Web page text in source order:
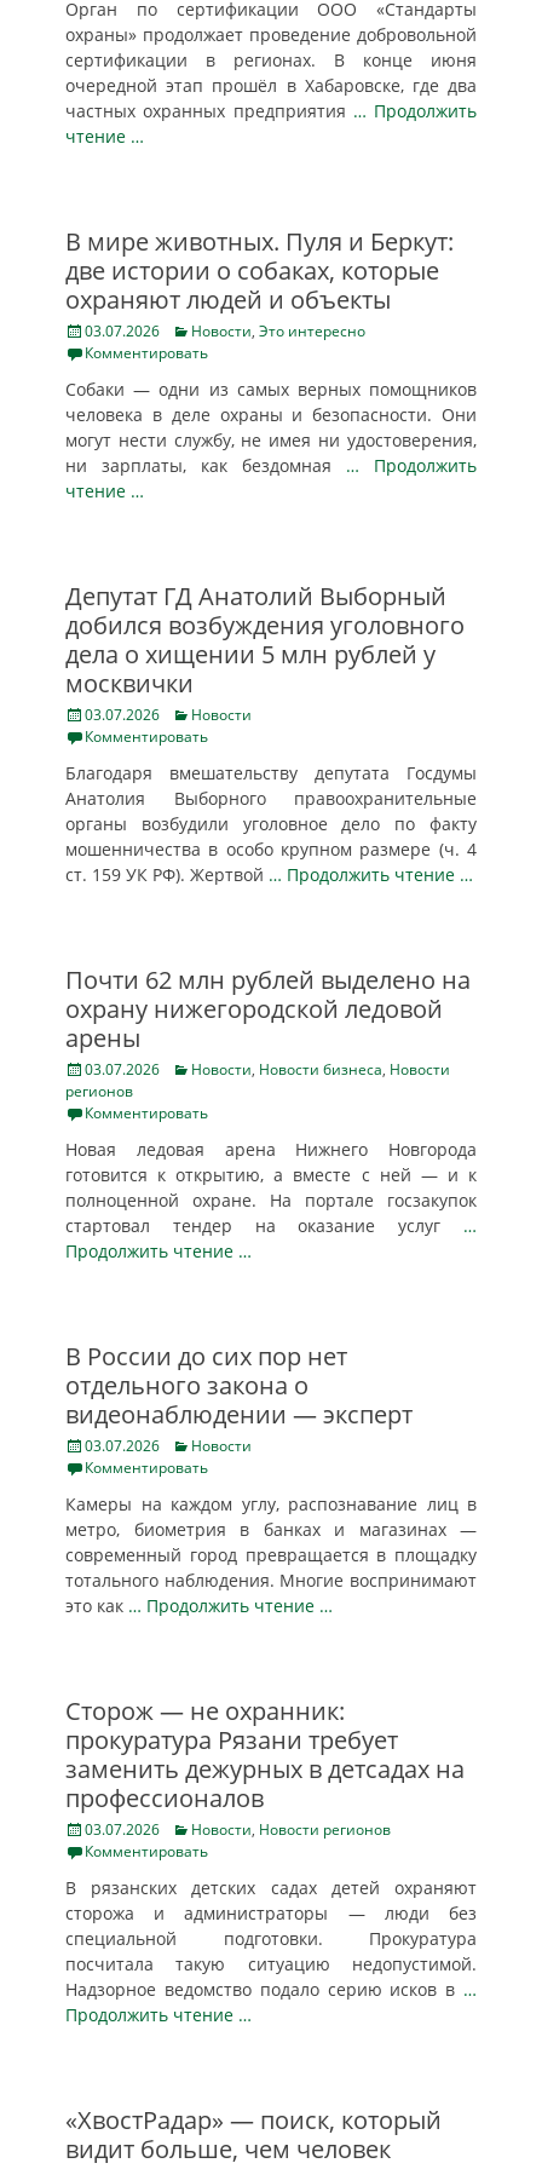
Орган по сертификации ООО «Стандарты
охраны» продолжает проведение добровольной
сертификации в регионах. В конце июня
очередной этап прошёл в Хабаровске, где два
частных охранных предприятия … Продолжить
чтение …
В мире животных. Пуля и Беркут:
две истории о собаках, которые
охраняют людей и объекты
Posted
on
03.07.2026 Categories
Новости, Это интересно
Комментировать
Собаки — одни из самых верных помощников
человека в деле охраны и безопасности. Они
могут нести службу, не имея ни удостоверения,
ни зарплаты, как бездомная … Продолжить
чтение …
Депутат ГД Анатолий Выборный
добился возбуждения уголовного
дела о хищении 5 млн рублей у
москвички
Posted
on
03.07.2026 Categories
Новости
Комментировать
Благодаря вмешательству депутата Госдумы
Анатолия Выборного правоохранительные
органы возбудили уголовное дело по факту
мошенничества в особо крупном размере (ч. 4
ст. 159 УК РФ). Жертвой … Продолжить чтение …
Почти 62 млн рублей выделено на
охрану нижегородской ледовой
арены
Posted
on
03.07.2026 Categories
Новости, Новости бизнеса, Новости
регионов
Комментировать
Новая ледовая арена Нижнего Новгорода
готовится к открытию, а вместе с ней — и к
полноценной охране. На портале госзакупок
стартовал тендер на оказание услуг …
Продолжить чтение …
В России до сих пор нет
отдельного закона о
видеонаблюдении — эксперт
Posted
on
03.07.2026 Categories
Новости
Комментировать
Камеры на каждом углу, распознавание лиц в
метро, биометрия в банках и магазинах —
современный город превращается в площадку
тотального наблюдения. Многие воспринимают
это как … Продолжить чтение …
Сторож — не охранник:
прокуратура Рязани требует
заменить дежурных в детсадах на
профессионалов
Posted
on
03.07.2026 Categories
Новости, Новости регионов
Комментировать
В рязанских детских садах детей охраняют
сторожа и администраторы — люди без
специальной подготовки. Прокуратура
посчитала такую ситуацию недопустимой.
Надзорное ведомство подало серию исков в …
Продолжить чтение …
«ХвостРадар» — поиск, который
видит больше, чем человек